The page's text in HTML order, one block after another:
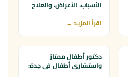
الأسباب، الأعراض، والعلاج
اقرأ المزيد ←
دكتور أطفال ممتاز
واستشاري أطفال في جدة: